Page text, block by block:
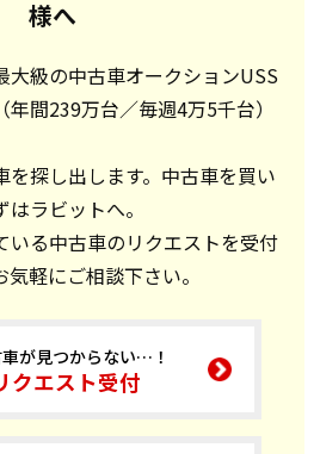
様へ
大級の中古車オークションUSS
間239万台／毎週4万5千台）
を探し出します。中古車を買い
ラビットへ。
いる中古車のリクエストを受付
軽にご相談下さい。
が見つからない…！
クエスト受付